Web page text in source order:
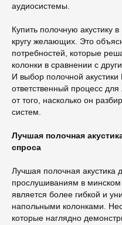
аудиосистемы.
Купить полочную акустику
кругу желающих. Это
потребностей, которые
колонки в сравнении с
И выбор полочной
ответственный процесс
от того, насколько он
систем.
Лучшая полочная
спроса
Лучшая полочная акустика
прослушиваниям в
является более гибкой и
напольными колонками.
которые наглядно